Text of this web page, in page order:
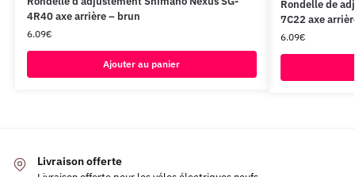
4R40 axe arrière – brun
6.09€
Ajouter au panier
Rondelle de
7C22 axe
6.09€
Livraison offerte